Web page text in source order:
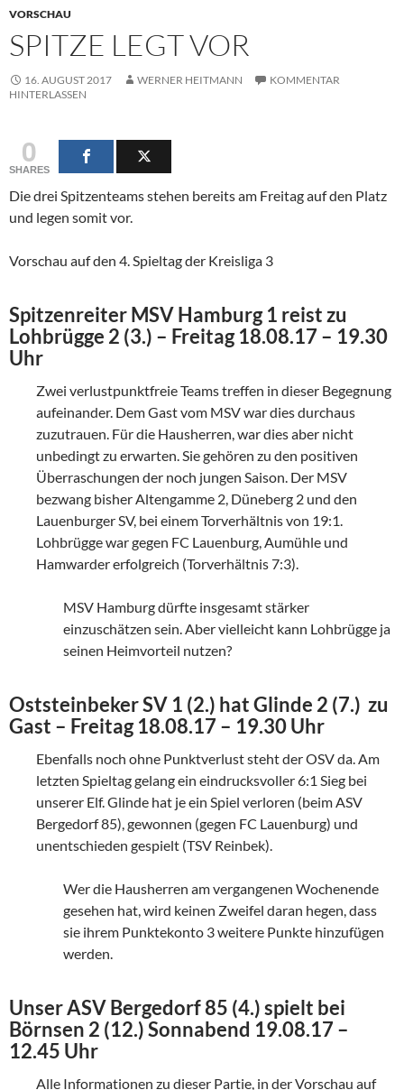
VORSCHAU
SPITZE LEGT VOR
16. AUGUST 2017 WERNER HEITMANN
KOMMENTAR
HINTERLASSEN
0
SHARES
Die drei Spitzenteams stehen bereits am Freitag auf den Platz
und legen somit vor.
Vorschau auf den 4. Spieltag der Kreisliga 3
Spitzenreiter MSV Hamburg 1 reist zu
Lohbrügge 2 (3.) – Freitag 18.08.17 – 19.30
Uhr
Zwei verlustpunktfreie Teams treffen in dieser Begegnung
aufeinander. Dem Gast vom MSV war dies durchaus
zuzutrauen. Für die Hausherren, war dies aber nicht
unbedingt zu erwarten. Sie gehören zu den positiven
Überraschungen der noch jungen Saison. Der MSV
bezwang bisher Altengamme 2, Düneberg 2 und den
Lauenburger SV, bei einem Torverhältnis von 19:1.
Lohbrügge war gegen FC Lauenburg, Aumühle und
Hamwarder erfolgreich (Torverhältnis 7:3).
MSV Hamburg dürfte insgesamt stärker
einzuschätzen sein. Aber vielleicht kann Lohbrügge ja
seinen Heimvorteil nutzen?
Oststeinbeker SV 1 (2.) hat Glinde 2 (7.) zu
Gast – Freitag 18.08.17 – 19.30 Uhr
Ebenfalls noch ohne Punktverlust steht der OSV da. Am
letzten Spieltag gelang ein eindrucksvoller 6:1 Sieg bei
unserer Elf. Glinde hat je ein Spiel verloren (beim ASV
Bergedorf 85), gewonnen (gegen FC Lauenburg) und
unentschieden gespielt (TSV Reinbek).
Wer die Hausherren am vergangenen Wochenende
gesehen hat, wird keinen Zweifel daran hegen, dass
sie ihrem Punktekonto 3 weitere Punkte hinzufügen
werden.
Unser ASV Bergedorf 85 (4.) spielt bei
Börnsen 2 (12.) Sonnabend 19.08.17 –
12.45 Uhr
Alle Informationen zu dieser Partie, in der Vorschau auf